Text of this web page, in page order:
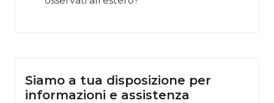
Siamo a tua disposizione per
informazioni e assistenza